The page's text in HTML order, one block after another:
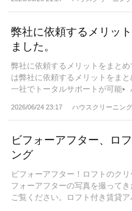
弊社に依頼するメリッ
ました。
弊社に依頼するメリットをまとめ
は弊社に依頼するメリットをま
一社でトータルサポートが可能•
2026/06/24 23:17 ハウスクリーニング
ビフォーアフター、ロ
ング
ビフォーアフター！ロフトのク
フォーアフターの写真を撮って
ご覧ください。ロフト付き賃貸ア